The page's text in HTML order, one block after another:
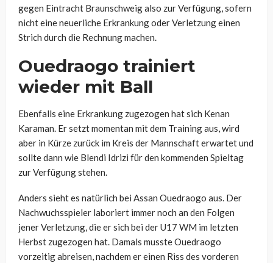
gegen Eintracht Braunschweig also zur Verfügung, sofern
nicht eine neuerliche Erkrankung oder Verletzung einen
Strich durch die Rechnung machen.
Ouedraogo trainiert
wieder mit Ball
Ebenfalls eine Erkrankung zugezogen hat sich Kenan
Karaman. Er setzt momentan mit dem Training aus, wird
aber in Kürze zurück im Kreis der Mannschaft erwartet und
sollte dann wie Blendi Idrizi für den kommenden Spieltag
zur Verfügung stehen.
Anders sieht es natürlich bei Assan Ouedraogo aus. Der
Nachwuchsspieler laboriert immer noch an den Folgen
jener Verletzung, die er sich bei der U17 WM im letzten
Herbst zugezogen hat. Damals musste Ouedraogo
vorzeitig abreisen, nachdem er einen Riss des vorderen